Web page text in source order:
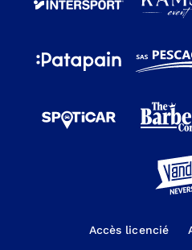
Accès licencié